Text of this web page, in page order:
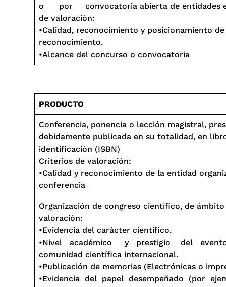
o por convocatoria abierta de entidades
de valoración:
•Calidad, reconocimiento y posicionamiento
reconocimiento.
•Alcance del concurso o convocatoria
PRODUCTO
Conferencia, ponencia o lección magistral,
debidamente publicada en su totalidad, en
identificación (ISBN)
Criterios de valoración:
•Calidad y reconocimiento de la entidad
conferencia
Organización de congreso científico, de
valoración:
•Evidencia del carácter científico.
•Nivel académico y prestigio del
comunidad científica internacional.
•Publicación de memorias (Electrónicas o
•Evidencia del papel desempeñado (por